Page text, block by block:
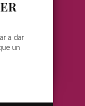
a dar
un